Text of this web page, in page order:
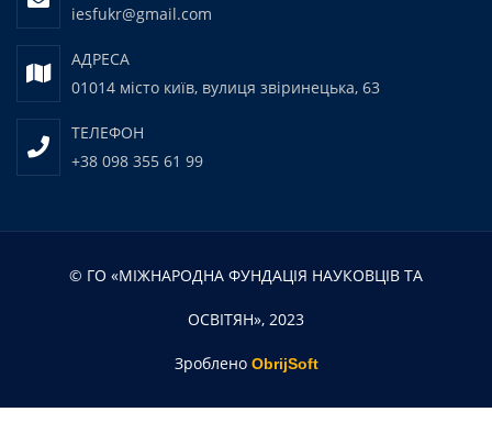
iesfukr@gmail.com
АДРЕСА
01014 місто київ, вулиця звіринецька, 63
ТЕЛЕФОН
+38 098 355 61 99
© ГО «МІЖНАРОДНА ФУНДАЦІЯ НАУКОВЦІВ ТА
ОСВІТЯН», 2023
Зроблено ObrijSoft